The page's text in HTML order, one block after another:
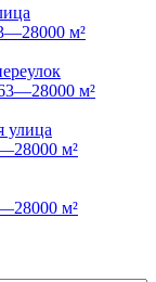
м²
м²
улица
м²
м²